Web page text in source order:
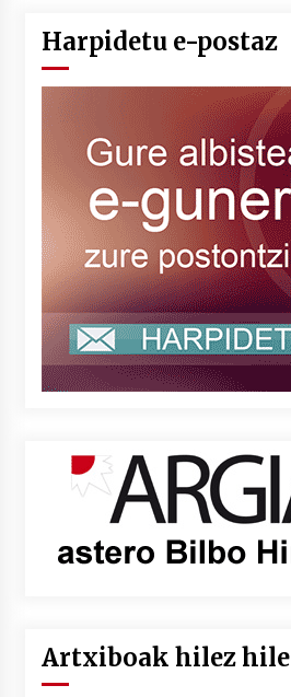
Harpidetu e-postaz
Artxiboak hilez hile